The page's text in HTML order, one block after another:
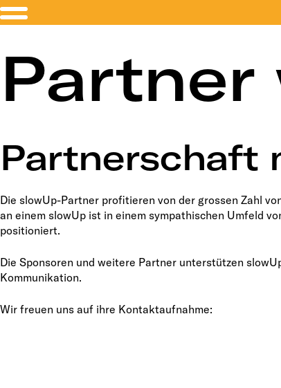
Partner
Partnerschaft
Die slowUp-Partner profitieren von der grossen Zahl
an einem slowUp ist in einem sympathischen Umfeld
positioniert.
Die Sponsoren und weitere Partner unterstützen
Kommunikation.
Wir freuen uns auf ihre Kontaktaufnahme: